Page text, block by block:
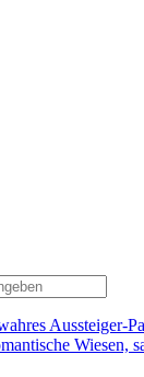
Aussteiger-
Wiesen,